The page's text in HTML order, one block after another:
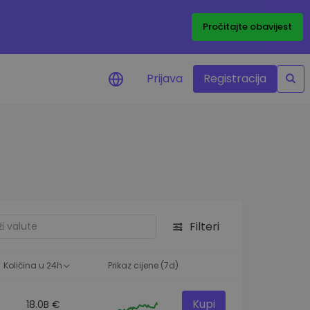
Pročitajte obavijest
Prijava Registracija
Filteri
Količina u 24h Prikaz cijene (7d)
18.0B € Kupi